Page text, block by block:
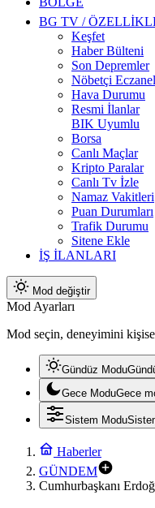
BG TV /
Keşfet
Haber Bülteni
Son Depremler
Nöbetçi
Hava Durumu
Resmi İlanlar
BIK Uyumlu
Borsa
Canlı Maçlar
Kripto Paralar
Canlı Tv İzle
Namaz Vakitleri
Puan Durumları
Trafik Durumu
Sitene Ekle
İŞ İLANLARI
Mod değiştir
Mod Ayarları
Mod seçin, deneyimini
Gündüz Modu
Gece ModuGece
Sistem Modu
Haberler
GÜNDEM
Cumhurbaşkanı